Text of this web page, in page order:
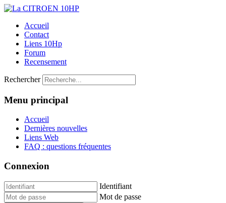
Accueil
Contact
Liens 10Hp
Forum
Recensement
Rechercher
Menu principal
Accueil
Dernières nouvelles
Liens Web
FAQ : questions fréquentes
Connexion
Identifiant
Mot de passe